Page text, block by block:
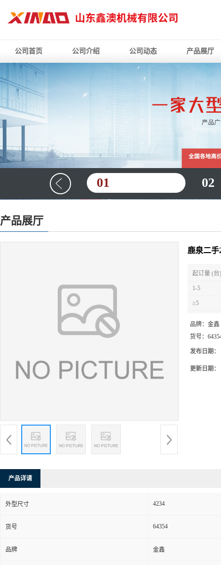
公司首页 公司介绍 公司动态 产品展厅
01 02
产品展厅
鹿泉二
起订量 (台)
1-5
≥5
品牌： 金鑫
货号：
发布日期：
更新日期：
产品详请
外型尺寸 4234
货号 64354
品牌 金鑫